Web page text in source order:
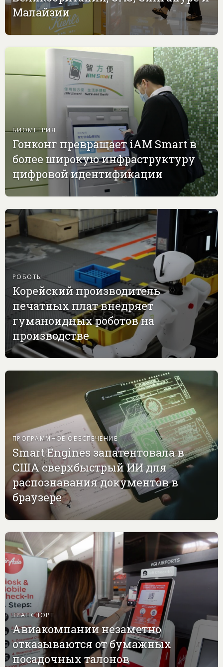
Малайзии
БИОМЕТРИЯ
Гонконг превращает iAM Smart в
более широкую инфраструктуру
цифровой идентификации
РОБОТЫ
Корейский производитель
печатных плат внедряет
гуманоидных роботов на
производстве
ПРОГРАММНОЕ ОБЕСПЕЧЕНИЕ
Smart Engines запатентовала в
США сверхбыстрый ИИ для
распознавания документов в
браузере
ТРАНСПОРТ
Авиакомпании незаметно
отказываются от бумажных
посадочных талонов